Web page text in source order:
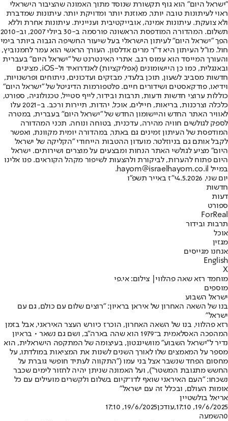
"ישראל היום" הוא גוף תקשורת שנוסד מתוך האמונה שהציבור הישראלי
ראוי לעיתונות טובה יותר, מאוזנת יותר ומדויקת יותר. עיתונות שמדברת
ולא צועקת. עיתונות אמינה, אובייקטיבית ועניינית. עיתונות אחרת וללא
תשלום. המהדורה המודפסת הראשונה פורסמה ב-30 ביולי 2007, וב-2010
הפך "ישראל היום" לעיתון הישראלי בעל שיעור החשיפה הגבוה ביותר בימי
חול. מו"ל העיתון היא ד"ר מרים אדלסון. העורך הראשי הוא עמר לחמנוביץ,
והעורך המייסד הוא עמוס רגב. אתרי האינטרנט של "ישראל היום" בעברית
ובאנגלית, כמו כן היישומונים (אפליקציות) לאנדרואיד ול-iOS, מציגים
חדשות מסביב לשעון, תוכן בלעדי, מבזקים ועדכונים, ניתוחים ופרשנויות,
וידיאו, פודקאסטים ושידורים חיים. פלטפורמות הדיגיטל של "ישראל היום"
כוללות ערוצי חדשות ודעות, תרבות ובידור, לייף סטייל, טכנולוגיה, ספורט,
כלכלה וצרכנות, בריאות, חיילים, אוכל, יהדות, תיירות ורכב. ב-2021 עלו
לאוויר האתר החדש והיישומון החדש של "ישראל היום" בעברית, במטרה
לספק לגולשים חוויה מהירה, עדכנית, בטוחה ונוחה. תכני המהדורה
המודפסת של העיתון זמינים גם באתר, במהדורה יומית מקוונת, ואפשר
לקבל אותם גם בניוזלטר. מועדון ההטבות הייחודי "הקליקה של ישראל
היום" מציע לגולשי האתר הנחות ומבצעים על מוצרים ושירותים. ישראל
היום פתוח להערות, לביקורת ולהצעות לשיפור מקהל הקוראים. פנו אלינו
במייל hayom@israelhayom.co.il.
יום שני, 4.5.2026
י"ז באייר תשפ"ו
חדשות
דעות
ספורט
ForReal
תרבות ובידור
אוכל
מגזין
אנחנו מגייסים
English
X
מוחמד רזא שאה פהלווי| צילום: אי.פי
מוספים
ישראל השבוע
בנו של השאה האחרון של איראן בראיון: "רוצים שלום עם כולם, גם עם
ישראל"
רזא פהלווי, בנו של השאה האחרון, הוכרז כיורש העצר האיראני, אבל בזמן
המהפכה האסלאמית ב־1979 הוא שהה בארה"ב, ושם גם נשאר • בראיון
נדיר ל"ישראל השבוע" מוושינגטון, בעיצומה של המתקפה הישראלית, הוא
מספר על המאמצים שלו לאורך השנים לשנות את המציאות במולדתו, על
מחסום הפחד שנשבר אצל בני עמו ("התקווה לעתיד חופשי גוברת על
החשש מתגובת המשטר"), ועל האמונה שניתן יהיה לחזור לימים שכבר
נשכחו: "העם האיראני שואף לדו־קיום בשלום ולקשרים מועילים עם כל
אומות העולם, ובכלל זה עם ישראל"
אריאל בולשטיין
19/6/2025, 17:10
,עודכן19/6/2025, 17:10
0השמעה